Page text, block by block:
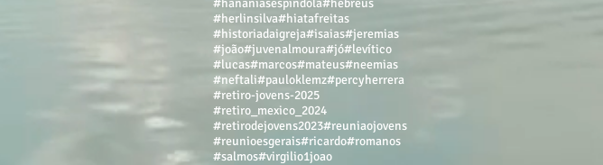
#hananiasespindola#hebreus
#herlinsilva#hiatafreitas
#historiadaigreja#isaias#jeremias
#joão#juvenalmoura#jó#levítico
#lucas#marcos#mateus#neemias
#neftali#pauloklemz#percyherrera
#retiro-jovens-2025
#retiro_mexico_2024
#retirodejovens2023#reuniaojovens
#reunioesgerais#ricardo#romanos
#salmos#virgilio1joao